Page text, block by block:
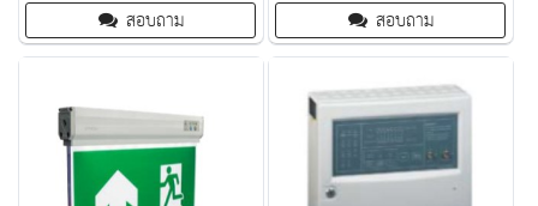
สอบถาม สอบถาม